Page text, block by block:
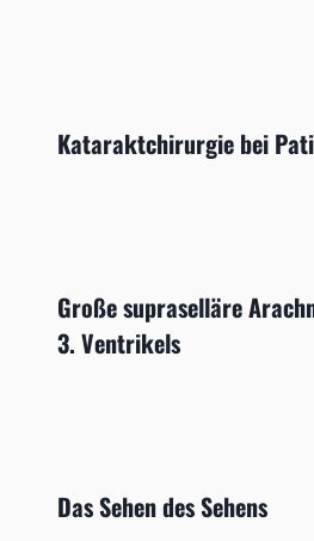
Kataraktchirurgie bei
Große supraselläre
3. Ventrikels
Das Sehen des Sehens